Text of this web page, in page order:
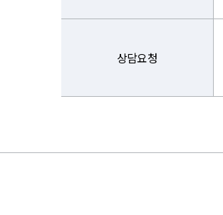
상담요청